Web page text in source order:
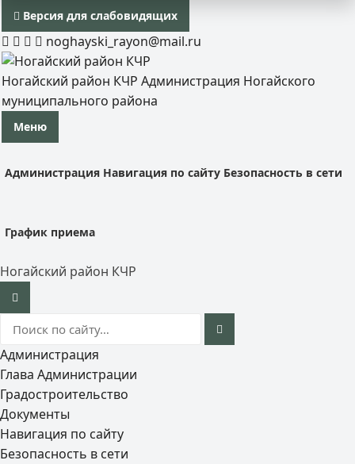
Версия для слабовидящих
noghayski_rayon@mail.ru
Ногайский район КЧР Администрация Ногайского
муниципального района
Меню
Администрация Навигация по сайту Безопасность в сети
График приема
Ногайский район КЧР
Администрация
Глава Администрации
Градостроительство
Документы
Навигация по сайту
Безопасность в сети